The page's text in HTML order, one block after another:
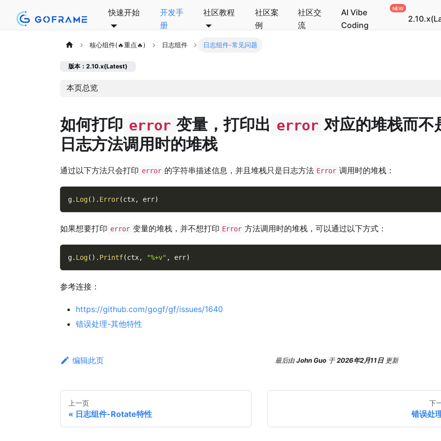
快速开始
开发手
册
社区教程
社区案
例
社区交
流
AI Vibe
Coding
核心组件(🔥重点🔥) 日志组件 日志组件-常见问题
版本：2.10.x(Latest)
本页总览
如何打印 error 变量，打印出 error 对应的堆栈而不
日志方法调用时的堆栈
通过以下方法只会打印 error 的字符串描述信息，并且堆栈只是日志方法 Error 调用时的堆栈：
g. Log( ) . Error(ctx, err)
如果想要打印 error 变量的堆栈，并不想打印 Error 方法调用时的堆栈，可以通过以下方式：
g. Log( ) . Printf(ctx, "%+v" , err)
参考连接：
https://github.com/gogf/gf/issues/1640
错误处理-其他特性
编辑此页 最后由John Guo 于2026年2月11日 更新
上一页
日志组件-Rotate特性
下
错误处